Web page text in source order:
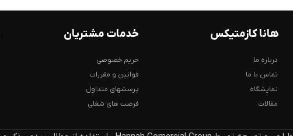
هانا کازمتیکس
درباره ما
تماس با ما
نمایشگاه
مقالات
خدمات مشتریان
حریم خصوصی
قوانین و مقررات
پرسشهای متداول
فرصت های شغلی